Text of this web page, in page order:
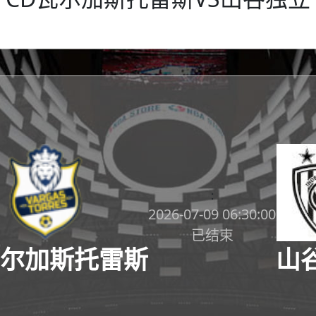
加斯托雷斯
:
2026-07-09 06:30:00
已结束
山